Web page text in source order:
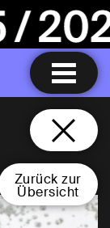
Zurück zur
Übersicht